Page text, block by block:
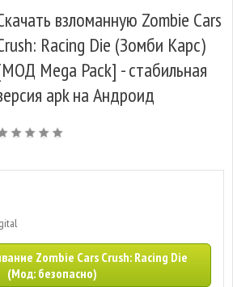
взломанную Zombie Cars
Racing Die (Зомби Карс)
Mega Pack] - стабильная
apk на Андроид
Zombie Cars Crush: Racing Die
(Мод: безопасно)